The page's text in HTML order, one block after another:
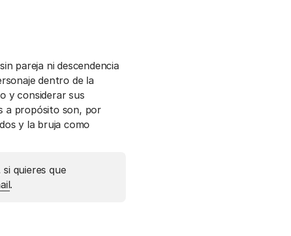
pareja ni descendencia
dentro de la
y considerar sus
a propósito son, por
y la bruja como
quieres que
.